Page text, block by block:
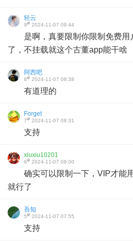
轻云
9# 2024-11-07 09:44
是啊，真要限制你限制免费用
了，不挂载就这个古董app能干啥
阿西吧
8# 2024-11-07 08:38
有道理的
Forget
7# 2024-11-07 08:31
支持
xiuxiu10201
6# 2024-11-07 08:00
确实可以限制一下，VIP才能
就行了
吾知
5# 2024-11-07 07:55
支持